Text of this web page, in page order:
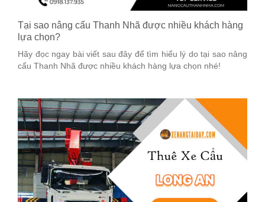
Tại sao nâng cẩu Thanh Nhã được nhiều khách hàng
lựa chọn?
Hãy đọc ngay bài viết sau đây để tìm hiểu lý do tại sao nâng
cẩu Thanh Nhã được nhiều khách hàng lựa chọn nhé!